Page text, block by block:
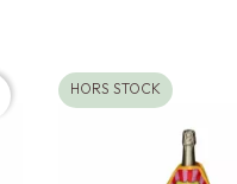
HORS STOCK